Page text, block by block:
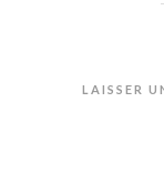
LAISSER